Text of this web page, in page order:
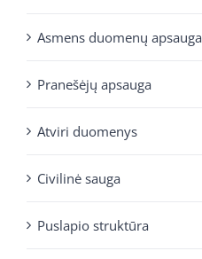
Asmens duomenų apsauga
Pranešėjų apsauga
Atviri duomenys
Civilinė sauga
Puslapio struktūra